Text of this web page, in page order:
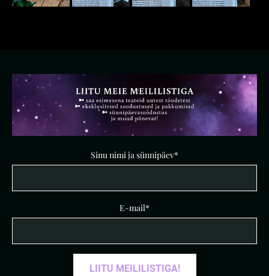
Sinu nimi ja sünnipäev
E-mail